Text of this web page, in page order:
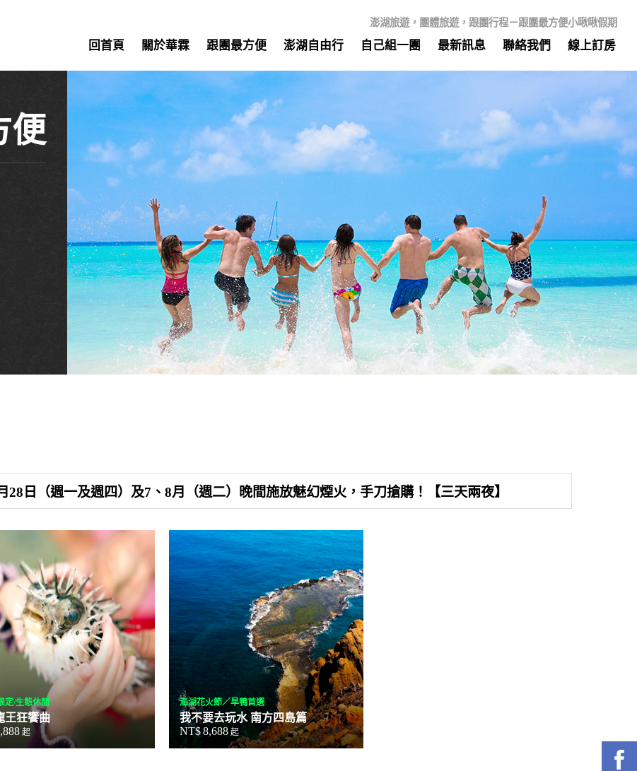
澎湖旅遊，團體旅遊，跟團行程－跟團最方便小啾啾假期
回首頁 關於華霖 跟團最方便 澎湖自由行 自己組一團 最新訊息 聯絡我們 線上訂房
便
28日（週一及週四）及7、8月（週二）晚間施放魅幻煙火，手刀搶購！【三天兩夜】
定/生態休閒
王狂饗曲
起
澎湖花火節／旱鴨首選
我不要去玩水 南方四島篇
NT$8,688 起